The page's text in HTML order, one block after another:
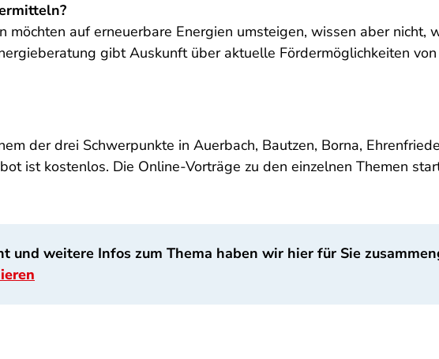
möchten auf erneuerbare Energien umsteigen, wissen aber nicht,
gibt Auskunft über aktuelle Fördermöglichkeiten
der drei Schwerpunkte in Auerbach, Bautzen, Borna,
ist kostenlos. Die Online-Vorträge zu den einzelnen Themen
und weitere Infos zum Thema haben wir hier für Sie